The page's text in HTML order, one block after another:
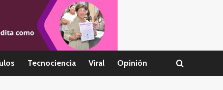
Tecnociencia Viral Opinión